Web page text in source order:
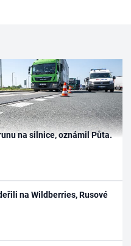
na silnice, oznámil Půta.
na Wildberries, Rusové